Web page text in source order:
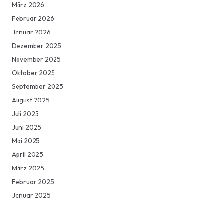
März 2026
Februar 2026
Januar 2026
Dezember 2025
November 2025
Oktober 2025
September 2025
August 2025
Juli 2025
Juni 2025
Mai 2025
April 2025
März 2025
Februar 2025
Januar 2025